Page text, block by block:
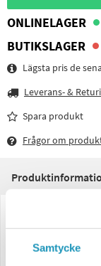
Samtycke
ONLINELAGER
BUTIKSLAGER
Lägsta pris de
Leverans- &
Spara produkt
Frågor om
Baklampa Jokon Vä